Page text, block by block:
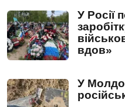
У Росії
вдов»
У